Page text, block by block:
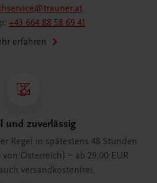
+43 664 88 58 69 41
erfahren
und zuverlässig
Regel in spätestens 48 Stunden
Österreich) – ab 29,00 EUR
versandkostenfrei.